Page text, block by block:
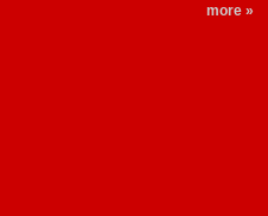
more »